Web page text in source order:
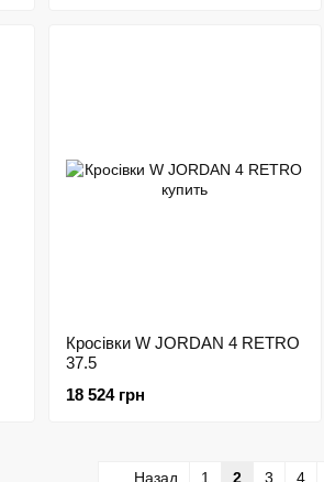
Кросівки W JORDAN 4 RETRO
37.5
18 524 грн
Назад 1 2 3 4